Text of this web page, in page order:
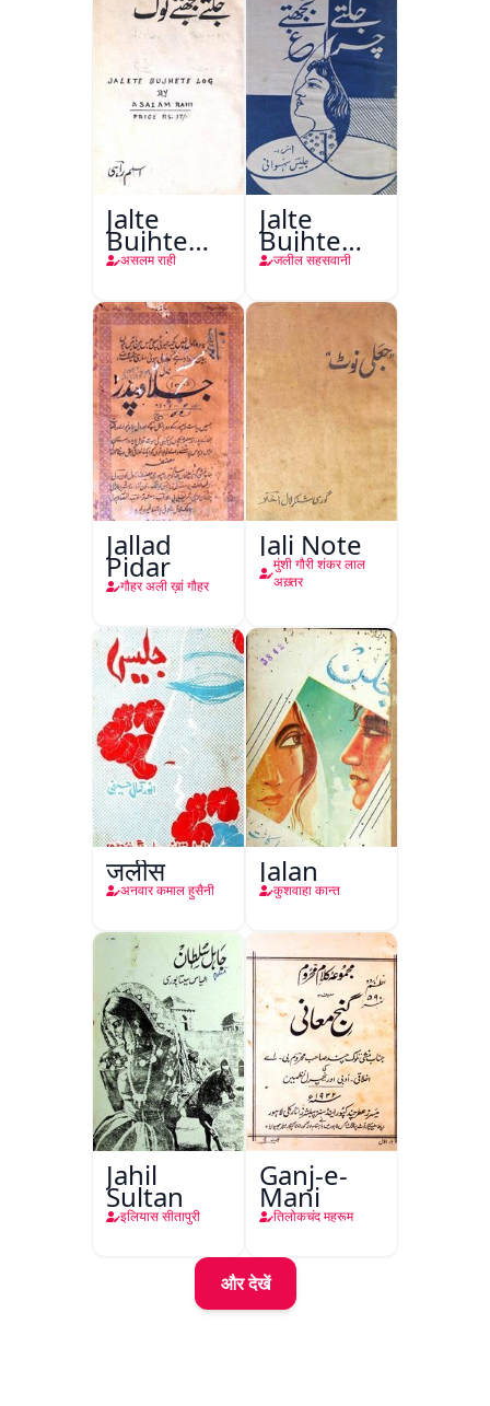
Jalte
Bujhte
Log
असलम राही
Jalte
Bujhte
Chiragh
जलील सहसवानी
Jallad
Pidar
गौहर अली ख़ां गौहर
Jali Note
मुंशी गौरी शंकर लाल
अख़्तर
जलीस
अनवार कमाल हुसैनी
Jalan
कुशवाहा कान्त
Jahil
Sultan
इलियास सीतापुरी
Ganj-e-
Mani
तिलोकचंद महरूम
और देखें